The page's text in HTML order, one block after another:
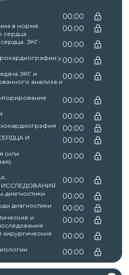
00:00
в норме.
сердца
00:00
ЭКГ-
00:00
у 00:00
ЭКГ и
анализа и
00:00
00:00
00:00
00:00
И
00:00
(или
00:00
ИССЛЕДОВАНИЯ
00:00
диагностики 00:00
диагностики 00:00
и
00:00
00:00
00:00